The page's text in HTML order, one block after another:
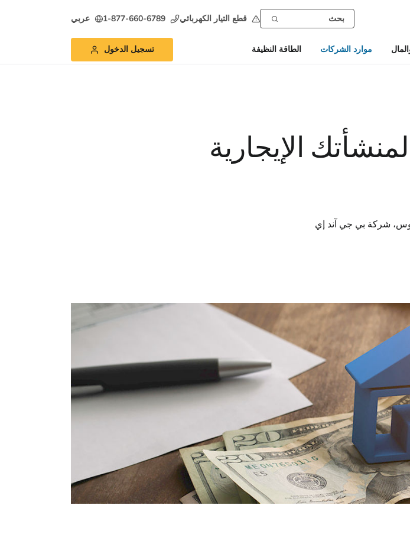
قطع التيار الكهربائي 1-877-660-6789 عربي
موارد الشركات الطاقة النظيفة تسجيل الدخول
الإيجارية
شركة بي جي آند إي